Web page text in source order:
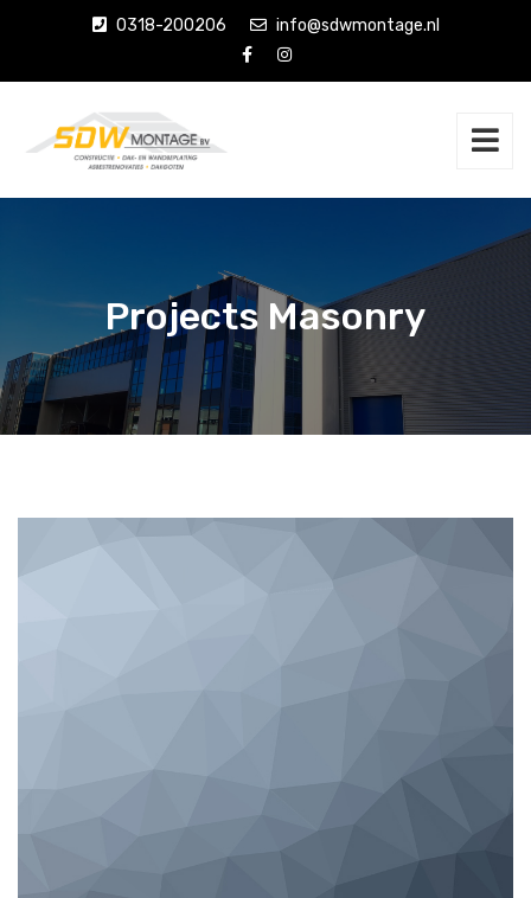
0318-200206 info@sdwmontage.nl
Projects Masonry